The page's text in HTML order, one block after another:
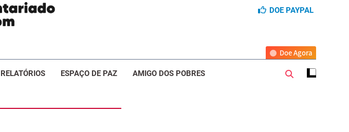
DOE PAYPAL
RELATÓRIOS ESPAÇO DE PAZ AMIGO DOS POBRES
Doe Agora